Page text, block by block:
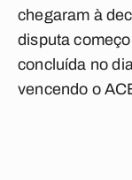
chegaram à
disputa
concluída no
vencendo o